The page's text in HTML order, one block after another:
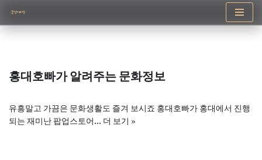
콘
로
건
뛰
기
홍대호빠가 알려주는 문화정보
유흥말고 가끔은 문화생활도 즐겨 보시죠 홍대호빠가 홍대에서 진행
되는 재미난 팝업스토어… 더 보기 »